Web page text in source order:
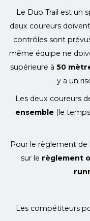
Le Duo Trail est un
deux coureurs
contrôles sont
même équipe ne
supérieure à 50
y a un
Les deux coureurs
ensemble(le temps
Pour le règlement de
sur le règlement
Les compétiteurs